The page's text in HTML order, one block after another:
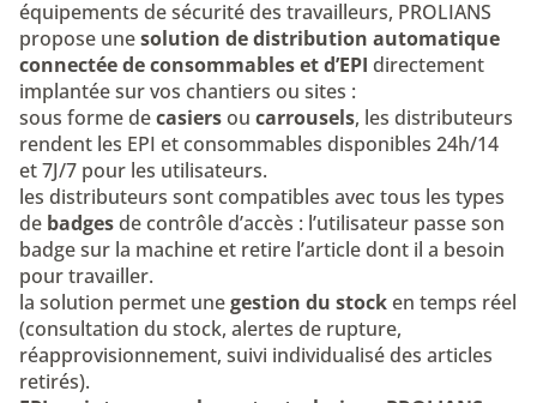
équipements de sécurité des travailleurs, PROLIANS
propose unesolution de distribution automatique
connectée de consommables et d’EPI directement
implantée sur vos chantiers ou sites :
sous forme decasiersou carrousels, les distributeurs
rendent les EPI et consommables disponibles 24h/14
et 7J/7 pour les utilisateurs.
les distributeurs sont compatibles avec tous les types
de badgesde contrôle d’accès : l’utilisateur passe son
badge sur la machine et retire l’article dont il a besoin
pour travailler.
la solution permet unegestion du stocken temps réel
(consultation du stock, alertes de rupture,
réapprovisionnement, suivi individualisé des articles
retirés).